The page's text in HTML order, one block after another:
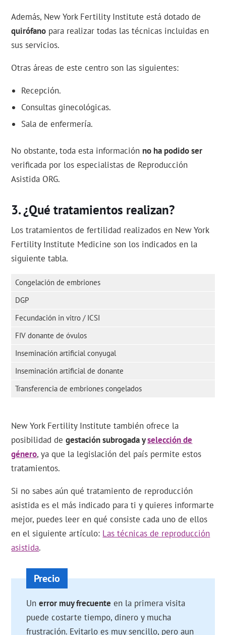
Además, New York Fertility Institute está dotado de
quirófano para realizar todas las técnicas incluidas en
sus servicios.
Otras áreas de este centro son las siguientes:
Recepción.
Consultas ginecológicas.
Sala de enfermería.
No obstante, toda esta información no ha podido ser
verificada por los especialistas de Reproducción
Asistida ORG.
¿Qué tratamientos realizan?
Los tratamientos de fertilidad realizados en New York
Fertility Institute Medicine son los indicados en la
siguiente tabla.
Congelación de embriones
DGP
Fecundación in vitro / ICSI
FIV donante de óvulos
Inseminación artificial conyugal
Inseminación artificial de donante
Transferencia de embriones congelados
New York Fertility Institute también ofrece la
posibilidad degestación subrogada yselección de
género, ya que la legislación del país permite estos
tratamientos.
Si no sabes aún qué tratamiento de reproducción
asistida es el más indicado para ti y quieres informarte
mejor, puedes leer en qué consiste cada uno de ellos
en el siguiente artículo: Las técnicas de reproducción
asistida.
Unerror muy frecuente en la primera visita
puede costarte tiempo, dinero y mucha
frustración. Evitarlo es muy sencillo, pero aun